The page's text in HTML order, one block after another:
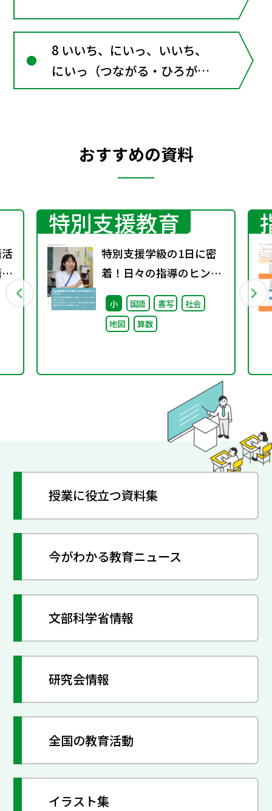
8 いいち、にいっ、いいち、
にいっ（つながる・ひろが
る）「いやだな。」と思った
おすすめの資料
特別支援教育
特別支援学級の1日に密
着！日々の指導のヒント
がここに
小 国語 書写
社会
地図
算数
授業に役立つ資料集
今がわかる教育ニュース
文部科学省情報
研究会情報
全国の教育活動
イラスト集